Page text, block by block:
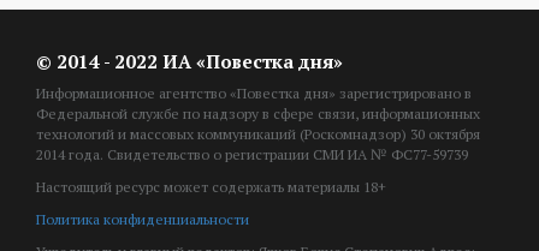
© 2014 - 2022 ИА «Повестка дня»
Информационное агентство «Повестка дня» зарегистрировано в
Федеральной службе по надзору в сфере связи, информационных
технологий и массовых коммуникаций (Роскомнадзор) 30 октября
2014 года. Свидетельство о регистрации СМИ ИА № ФС77-59739
Настоящий ресурс может содержать материалы 18+
Политика конфиденциальности